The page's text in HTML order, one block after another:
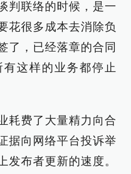
判联络的时候，是一
花很多成本去消除负
了，已经落章的合同
这样的业务都停止
耗费了大量精力向合
据向网络平台投诉举
发布者更新的速度。